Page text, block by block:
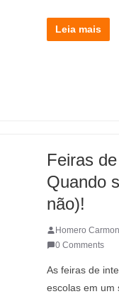
Leia mais
Feiras
Quando
não)!
Homero
0 Comments
As feiras de
escolas em um